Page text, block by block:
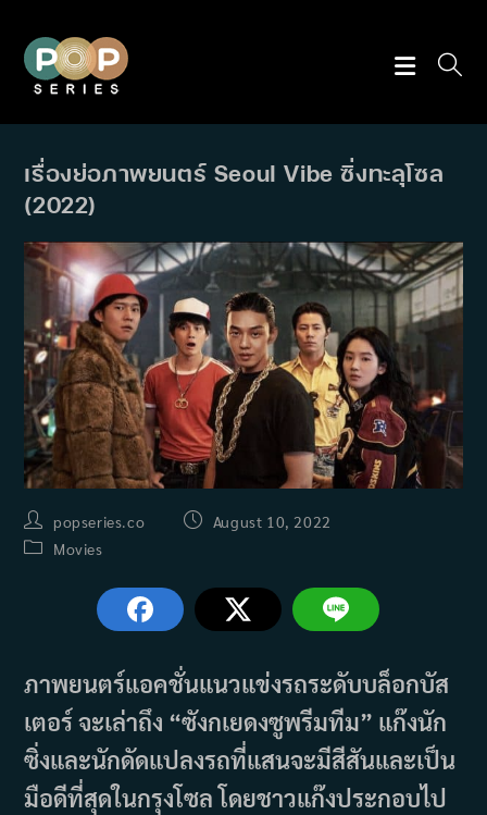
content
เรื่องย่อภาพยนตร์ Seoul Vibe ซิ่งทะลุโซล
(2022)
Post
author:
popseries.co
PostAugust 10, 2022
PostMovies
ภาพยนตร์แอคชั่นแนวแข่งรถระดับบล็อกบัส
เตอร์ จะเล่าถึง “ซังกเยดงซูพรีมทีม” แก๊งนัก
ซิ่งและนักดัดแปลงรถที่แสนจะมีสีสันและเป็น
มือดีที่สุดในกรุงโซล โดยชาวแก๊งประกอบไป